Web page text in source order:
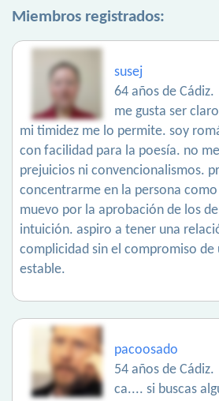
Miembros registrados:
susej
64 años de Cádiz.
me gusta ser
mi timidez me lo permite. soy
con facilidad para la poesía. no
prejuicios ni convencionalismos.
concentrarme en la persona
muevo por la aprobación de los
intuición. aspiro a tener una
complicidad sin el compromiso de
estable.
pacoosado
54 años de Cádiz.
ca.... si buscas